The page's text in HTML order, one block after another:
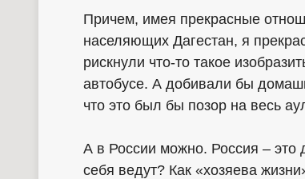
Причем, имея прекрасные
населяющих Дагестан, я
рискнули что-то такое
автобусе. А добивали бы
что это был бы позор на весь
А в России можно. Россия – это
себя ведут? Как «хозяева